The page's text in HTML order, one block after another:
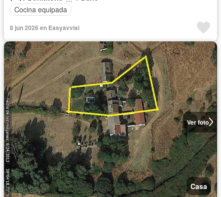
Cocina equipada
8 jun 2026 en Easyavvisi
Ver foto
Casa